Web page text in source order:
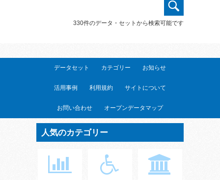
330件のデータ・セットから検索可能です
データセット カテゴリー お知らせ
活用事例 利用規約 サイトについて
お問い合わせ オープンデータマップ
人気のカテゴリー